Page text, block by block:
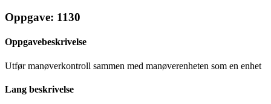
Oppgave: 1130
Oppgavebeskrivelse
Utfør manøverkontroll sammen med manøverenheten som en enhet
Lang beskrivelse